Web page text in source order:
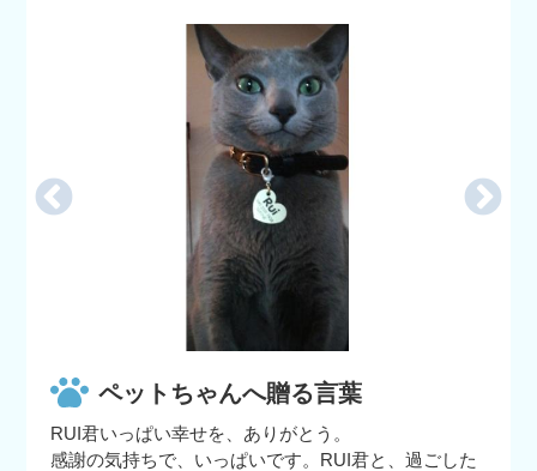
ペットちゃんへ贈る言葉
RUI君いっぱい幸せを、ありがとう。
感謝の気持ちで、いっぱいです。RUI君と、過ごした